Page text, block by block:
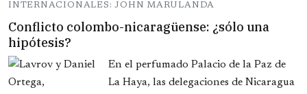
INTERNACIONALES: JOHN MARULANDA
Conflicto colombo-nicaragüense: ¿sólo una
hipótesis?
En el perfumado Palacio de la Paz de
La Haya, las delegaciones de Nicaragua